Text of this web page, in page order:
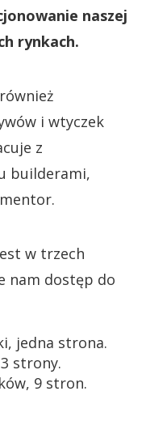
naszej
rynkach.
i wtyczek
z
builderami,
w trzech
nam dostęp do
jedna strona.
strony.
9 stron.